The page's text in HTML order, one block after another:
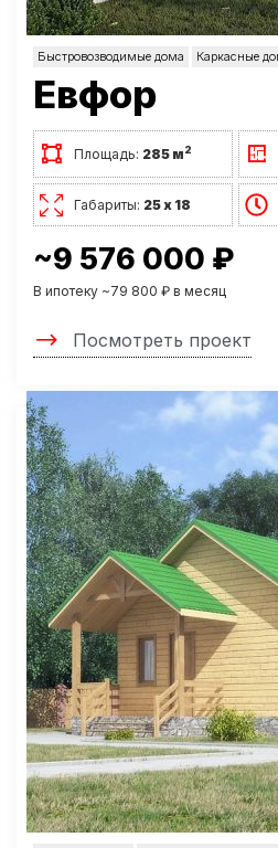
Быстровозводимые дома Каркасные
Евфор
Площадь: 285 м2
Габариты: 25 х 18
~9 576 000 ₽
В ипотеку ~79 800 ₽ в месяц
Посмотреть проект